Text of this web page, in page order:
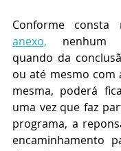
Conforme consta
anexo, nenhum
quando da
ou até mesmo com
mesma, poderá
uma vez que faz
programa, a
encaminhamento